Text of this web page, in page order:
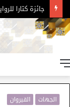
جائزة كتارا
الجهات القيروان